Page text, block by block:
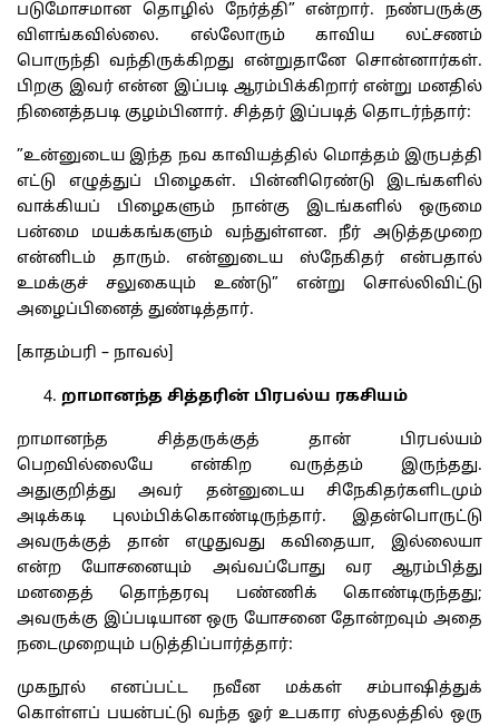
படுமோசமான தொழில் நேர்த்தி” என்றார். நண்பருக்கு
விளங்கவில்லை. எல்லோரும் காவிய லட்சணம்
பொருந்தி வந்திருக்கிறது என்றுதானே சொன்னார்கள்.
பிறகு இவர் என்ன இப்படி ஆரம்பிக்கிறார் என்று மனதில்
நினைத்தபடி குழம்பினார். சித்தர் இப்படித் தொடர்ந்தார்:
”உன்னுடைய இந்த நவ காவியத்தில் மொத்தம் இருபத்தி
எட்டு எழுத்துப் பிழைகள். பின்னிரெண்டு இடங்களில்
வாக்கியப் பிழைகளும் நான்கு இடங்களில் ஒருமை
பன்மை மயக்கங்களும் வந்துள்ளன. நீர் அடுத்தமுறை
என்னிடம் தாரும். என்னுடைய ஸ்நேகிதர் என்பதால்
உமக்குச் சலுகையும் உண்டு” என்று சொல்லிவிட்டு
அழைப்பினைத் துண்டித்தார்.
[காதம்பரி – நாவல்]
றாமானந்த சித்தரின் பிரபல்ய ரகசியம்
றாமானந்த சித்தருக்குத் தான் பிரபல்யம்
பெறவில்லையே என்கிற வருத்தம் இருந்தது.
அதுகுறித்து அவர் தன்னுடைய சிநேகிதர்களிடமும்
அடிக்கடி புலம்பிக்கொண்டிருந்தார். இதன்பொருட்டு
அவருக்குத் தான் எழுதுவது கவிதையா, இல்லையா
என்ற யோசனையும் அவ்வப்போது வர ஆரம்பித்து
மனதைத் தொந்தரவு பண்ணிக் கொண்டிருந்தது;
அவருக்கு இப்படியான ஒரு யோசனை தோன்றவும் அதை
நடைமுறையும் படுத்திப்பார்த்தார்:
முகநூல் எனப்பட்ட நவீன மக்கள் சம்பாஷித்துக்
கொள்ளப் பயன்பட்டு வந்த ஓர் உபகார ஸ்தலத்தில் ஒரு